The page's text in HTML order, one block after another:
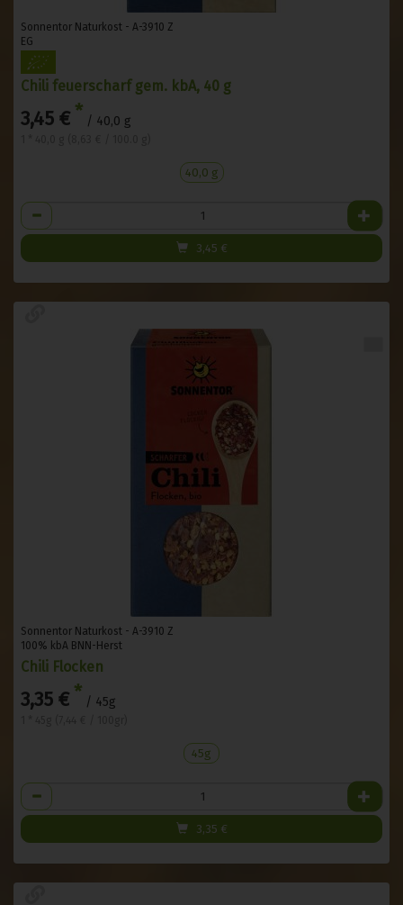
Sonnentor Naturkost - A-3910 Z
EG
Chili feuerscharf gem. kbA, 40 g
3,45 € * / 40,0 g
40,0 g
Anzahl
3,45 €
Sonnentor Naturkost - A-3910 Z
100% kbA BNN-Herst
Chili Flocken
3,35 € * / 45g
45g
Anzahl
3,35 €